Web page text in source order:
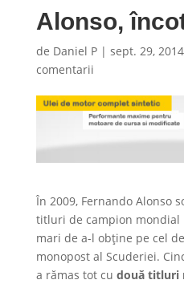
Alonso,
de Daniel P| sept. 29, 2014
comentarii
În 2009, Fernando Alonso
titluri de campion mondial
mari de a-l obţine pe cel
monopost al Scuderiei.
a rămas tot cu două titluri